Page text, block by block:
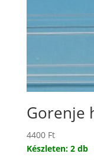
Gorenje
4400 Ft
Készleten: 2 db